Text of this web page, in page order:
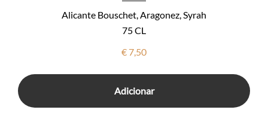
Alicante Bouschet, Aragonez, Syrah
75 CL
€ 7,50
Adicionar